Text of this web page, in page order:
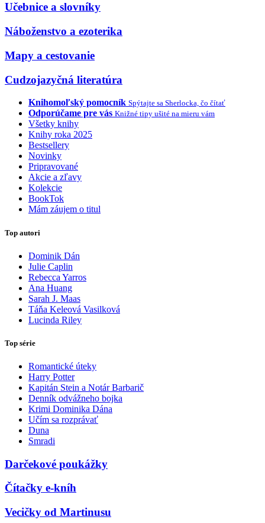
Učebnice a slovníky
Náboženstvo a ezoterika
Mapy a cestovanie
Cudzojazyčná literatúra
Knihomoľský pomocník Spýtajte sa Sherlocka, čo čítať
Odporúčame pre vás Knižné tipy ušité na mieru vám
Všetky knihy
Knihy roka 2025
Bestsellery
Novinky
Pripravované
Akcie a zľavy
Kolekcie
BookTok
Mám záujem o titul
Top autori
Dominik Dán
Julie Caplin
Rebecca Yarros
Ana Huang
Sarah J. Maas
Táňa Keleová Vasilková
Lucinda Riley
Top série
Romantické úteky
Harry Potter
Kapitán Stein a Notár Barbarič
Denník odvážneho bojka
Krimi Dominika Dána
Učím sa rozprávať
Duna
Smradi
Darčekové poukážky
Čítačky e-kníh
Vecičky od Martinusu